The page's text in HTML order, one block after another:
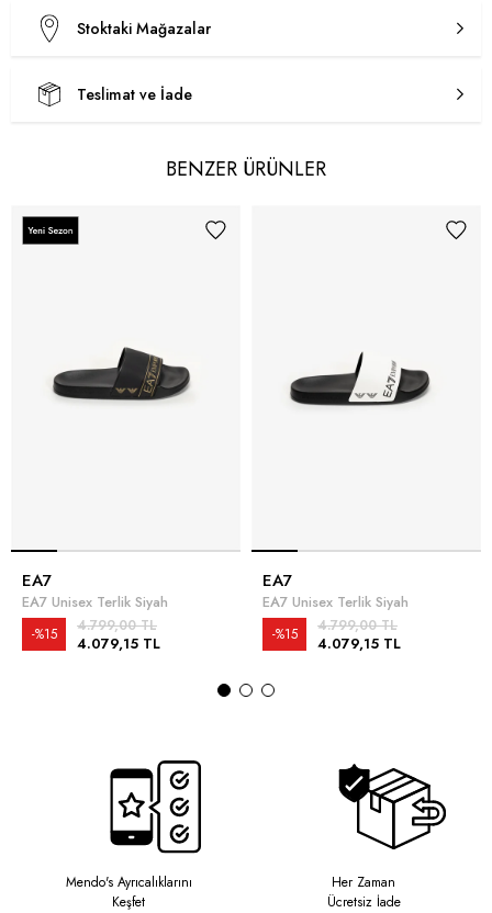
Stoktaki Mağazalar
Teslimat ve İade
BENZER ÜRÜNLER
EA7
EA7 Unisex Terlik Siyah
4.079,15 TL
4.799,00 TL
%15
EA7
EA7 Unisex Terlik Siyah
4.079,15 TL
4.799,00 TL
%15
Mendo's Ayrıcalıklarını
Keşfet
Her Zaman
Ücretsiz İade